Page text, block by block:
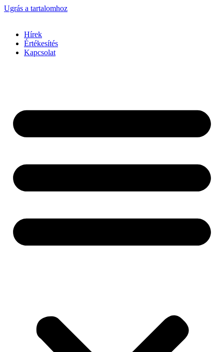
Ugrás a tartalomhoz
Hírek
Értékesítés
Kapcsolat